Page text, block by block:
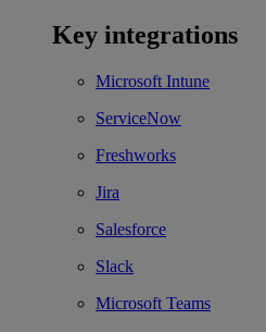
Key integrations
Microsoft Intune
ServiceNow
Freshworks
Jira
Salesforce
Slack
Microsoft Teams